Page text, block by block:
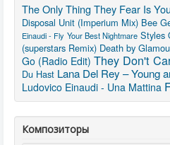
The Only Thing They Fear Is You
Disposal Unit (Imperium Mix) Bee
Einaudi - Fly Your Best Nightmare Styles
(superstars Remix) Death by
Go (Radio Edit) They Don't
Du Hast Lana Del Rey – Young
Ludovico Einaudi - Una Mattina
Композиторы